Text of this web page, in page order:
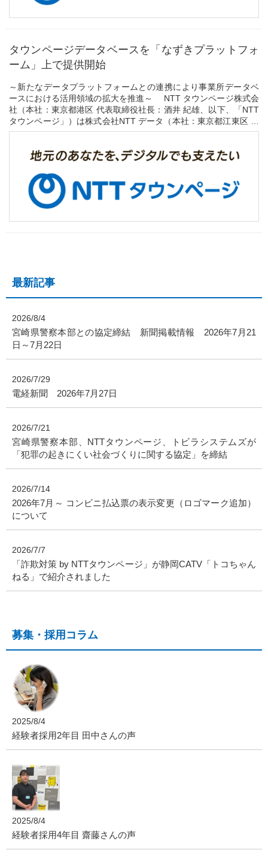
タウンページデータベースを「なずきプラットフォ
ーム」上で提供開始
～新たなデータプラットフォームとの連携により事業所データベ
ースにおける活用領域の拡大を推進～ NTT タウンページ株式会
社（本社：東京都港区 代表取締役社長：酒井 紀雄、以下、「NTT
タウンページ」）は株式会社NTT データ（本社：東京都江東区 代
表取締役社長：本間 洋、以下、「N...
最新記事
2026/8/4
宮崎県警察本部との協定締結 新聞掲載情報 2026年7月21
日～7月22日
2026/7/29
電経新聞 2026年7月27日
2026/7/21
宮崎県警察本部、NTTタウンページ、トビラシステムズが
「犯罪の起きにくい社会づくりに関する協定」を締結
2026/7/14
2026年7月～ コンビニ払込票の表示変更（ロゴマーク追加）
について
2026/7/7
「詐欺対策 by NTTタウンページ」が静岡CATV「トコちゃん
ねる」で紹介されました
募集・採用コラム
2025/8/4
経験者採用2年目 田中さんの声
2025/8/4
経験者採用4年目 齋藤さんの声